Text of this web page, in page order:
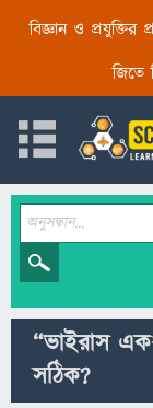
বিজ্ঞান ও প্রযুক্তির
জিতে
“ভাইরাস
সঠিক?